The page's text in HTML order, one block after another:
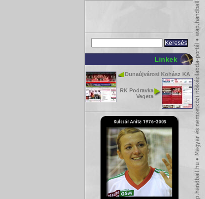
Linkek
Dunaújvárosi Kohász KA
RK Podravka
Vegeta